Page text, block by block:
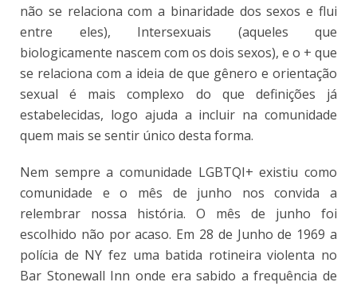
não se relaciona com a binaridade dos sexos e flui
entre eles), Intersexuais (aqueles que
biologicamente nascem com os dois sexos), e o + que
se relaciona com a ideia de que gênero e orientação
sexual é mais complexo do que definições já
estabelecidas, logo ajuda a incluir na comunidade
quem mais se sentir único desta forma.
Nem sempre a comunidade LGBTQI+ existiu como
comunidade e o mês de junho nos convida a
relembrar nossa história. O mês de junho foi
escolhido não por acaso. Em 28 de Junho de 1969 a
polícia de NY fez uma batida rotineira violenta no
Bar Stonewall Inn onde era sabido a frequência de